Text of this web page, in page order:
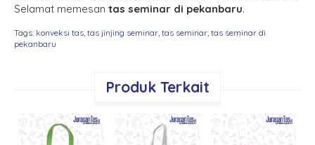
Selamat memesan tas seminar di pekanbaru.
Tags: konveksi tas tas jinjing seminar tas seminar tas seminar di
pekanbaru
Produk Terkait